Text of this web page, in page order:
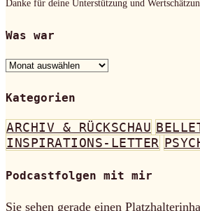
Danke für deine Unterstützung und
Was war
Was
Kategorien
ARCHIV & RÜCKSCHAU
INSPIRATIONS-LETTER
Podcastfolgen mit mir
Sie sehen gerade einen